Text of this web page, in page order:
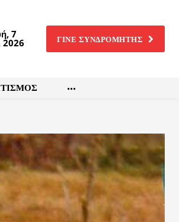
7
2026 ΓΙΝΕ ΣΥΝΔΡΟΜΗΤΗΣ